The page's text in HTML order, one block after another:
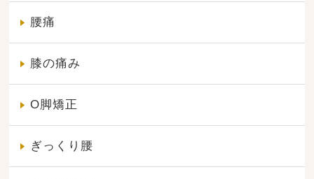
腰痛
膝の痛み
O脚矯正
ぎっくり腰